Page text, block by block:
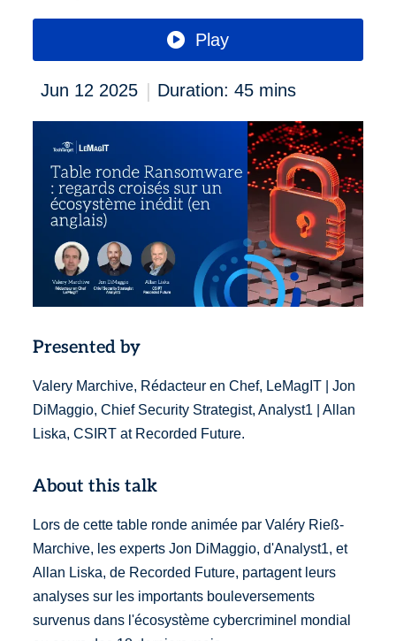
Play
Jun 12 2025 | Duration: 45 mins
Presented by
Valery Marchive, Rédacteur en Chef, LeMagIT | Jon
DiMaggio, Chief Security Strategist, Analyst1 | Allan
Liska, CSIRT at Recorded Future.
About this talk
Lors de cette table ronde animée par Valéry Rieß-
Marchive, les experts Jon DiMaggio, d'Analyst1, et
Allan Liska, de Recorded Future, partagent leurs
analyses sur les importants bouleversements
survenus dans l'écosystème cybercriminel mondial